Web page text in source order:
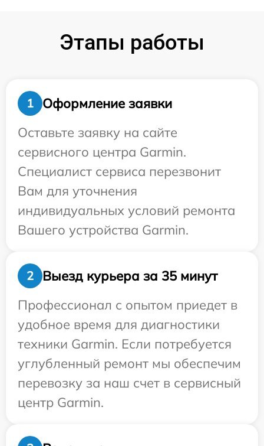
Этапы работы
1
Оформление заявки
Оставьте заявку на сайте
сервисного центра Garmin.
Специалист сервиса перезвонит
Вам для уточнения
индивидуальных условий ремонта
Вашего устройства Garmin.
2
Выезд курьера за 35 минут
Профессионал с опытом приедет в
удобное время для диагностики
техники Garmin. Если потребуется
углубленный ремонт мы обеспечим
перевозку за наш счет в сервисный
центр Garmin.